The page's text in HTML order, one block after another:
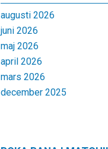
augusti 2026
juni 2026
maj 2026
april 2026
mars 2026
december 2025